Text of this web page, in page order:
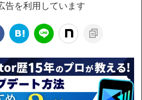
告を利用しています